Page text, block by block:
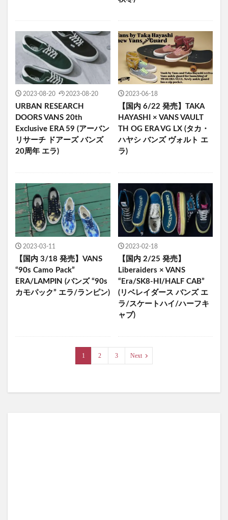
2023-08-20 2023-08-20
URBAN RESEARCH
DOORS VANS 20th
Exclusive ERA 59 (アーバン
リサーチ ドアーズ バンズ
20周年 エラ)
2023-06-18
【国内 6/22 発売】TAKA
HAYASHI × VANS VAULT
TH OG ERA VG LX (タカ・
ハヤシ バンズ ヴォルト エ
ラ)
2023-03-11
【国内 3/18 発売】VANS
“90s Camo Pack”
ERA/LAMPIN (バンズ “90s
カモパック” エラ/ランピン)
2023-02-18
【国内 2/25 発売】
Liberaiders × VANS
“Era/SK8-HI/HALF CAB”
(リベレイダース バンズ エ
ラ/スケートハイ/ハーフキ
ャブ)
1 2 3 Next